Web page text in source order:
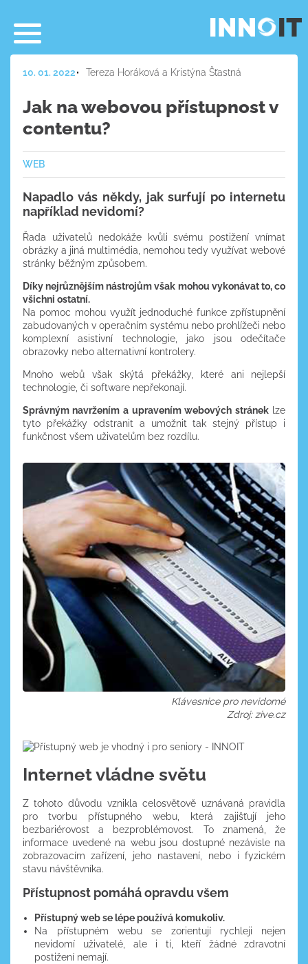
10. 01. 2022 Tereza Horáková a Kristýna Šťastná
Jak na webovou přístupnost v
contentu?
WEB
Napadlo vás někdy, jak surfují po internetu
například nevidomí?
Řada uživatelů nedokáže kvůli svému postižení vnímat
obrázky a jiná multimédia, nemohou tedy využívat webové
stránky běžným způsobem.
Díky nejrůznějším nástrojům však mohou vykonávat to, co
všichni ostatní.
Na pomoc mohou využít jednoduché funkce zpřístupnění
zabudovaných v operačním systému nebo prohlížeči nebo
komplexní asistivní technologie, jako jsou odečítače
obrazovky nebo alternativní kontrolery.
Mnoho webů však skýtá překážky, které ani nejlepší
technologie, či software nepřekonají.
Správným navržením a upravením webových stráneklze
tyto překážky odstranit a umožnit tak stejný přístup i
funkčnost všem uživatelům bez rozdílu.
Klávesnice pro nevidomé
Zdroj: zive.cz
Internet vládne světu
Z tohoto důvodu vznikla celosvětově uznávaná pravidla
pro tvorbu přístupného webu, která zajišťují jeho
bezbariérovost a bezproblémovost. To znamená, že
informace uvedené na webu jsou dostupné nezávisle na
zobrazovacím zařízení, jeho nastavení, nebo i fyzickém
stavu návštěvníka.
Přístupnost pomáhá opravdu všem
Přístupný web se lépe používá komukoliv.
Na přístupném webu se zorientují rychleji nejen
nevidomí uživatelé, ale i ti, kteří žádné zdravotní
postižení nemají.